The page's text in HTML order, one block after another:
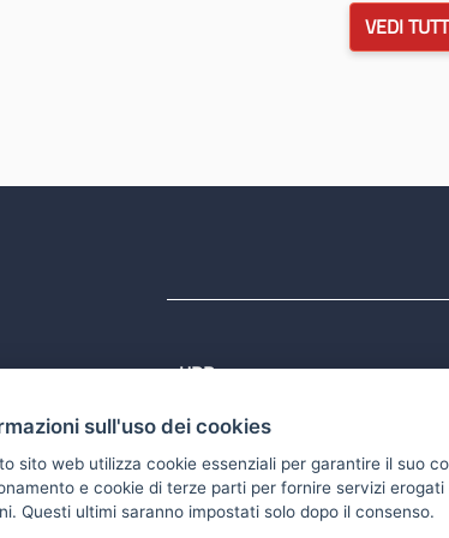
VEDI
N. Sauro 31
URP
Email:
Rubrica
sull'uso dei cookies
sito web utilizza cookie essenziali per garantire il suo
e cookie di terze parti per fornire servizi erogati
Questi ultimi saranno impostati solo dopo il consenso.